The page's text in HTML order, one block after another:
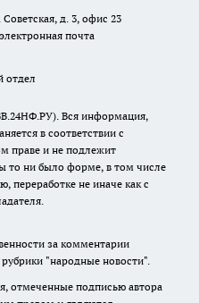
Советская, д. 3, офис 23
почта
отдел
Вся информация,
в соответствии с
праве и не подлежит
то ни было форме, в том числе
переработке не иначе как с
за комментарии
"народные новости".
отмеченные подписью автора